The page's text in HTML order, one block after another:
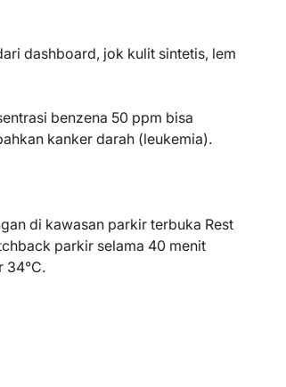
dashboard, jok kulit sintetis, lem
benzena 50 ppm bisa
kanker darah (leukemia).
di kawasan parkir terbuka Rest
parkir selama 40 menit
34°C.